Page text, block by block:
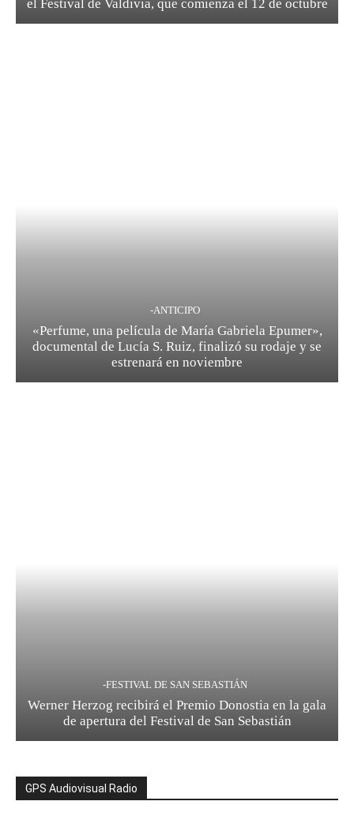
el Festival de Valdivia, que comienza el 12 de octubre
-ANTICIPO
«Perfume, una película de María Gabriela Epumer»,
documental de Lucía S. Ruiz, finalizó su rodaje y se
estrenará en noviembre
-FESTIVAL DE SAN SEBASTIÁN
Werner Herzog recibirá el Premio Donostia en la gala
de apertura del Festival de San Sebastián
GPS Audiovisual Radio